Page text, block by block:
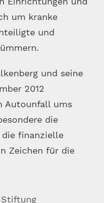
um kranke
und
und seine
2012
Autounfall ums
die
die finanzielle
Zeichen für die
Stiftung